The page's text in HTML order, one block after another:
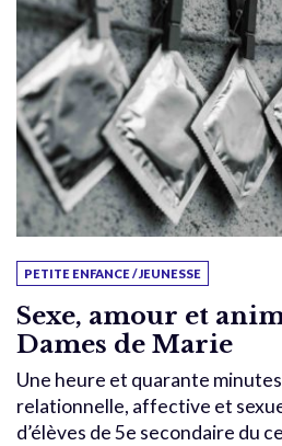
PETITE ENFANCE / JEUNESSE
Sexe, amour et
Dames de Marie
Une heure et quarante minutes
relationnelle, affective et
d’élèves de 5e secondaire du